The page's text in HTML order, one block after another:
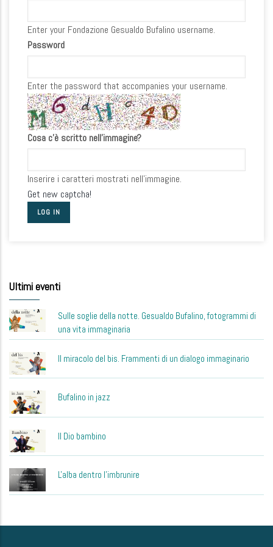
Enter your Fondazione Gesualdo Bufalino username.
Password
Enter the password that accompanies your username.
Cosa c'è scritto nell'immagine?
Inserire i caratteri mostrati nell'immagine.
Get new captcha!
Ultimi eventi
Sulle soglie della notte. Gesualdo Bufalino, fotogrammi di
una vita immaginaria
Il miracolo del bis. Frammenti di un dialogo immaginario
Bufalino in jazz
Il Dio bambino
L'alba dentro l'imbrunire